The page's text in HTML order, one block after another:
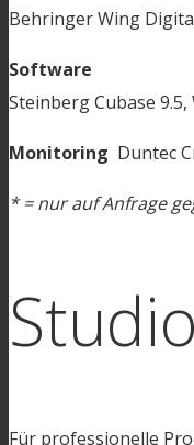
Behringer Wing
Software
Steinberg Cubase
Monitoring Duntec
* = nur auf Anfrage
Für professionelle